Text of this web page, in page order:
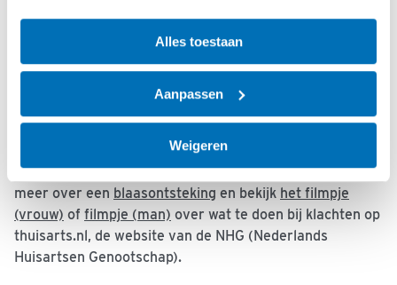
Alles toestaan
Aanpassen
Weigeren
van het ALS-behandelteam.
Bij urge-incontinentie ofaandrangincontinentie
bij PLS
kan medicatie (anticholinergica) soms helpen.
Gebruik van een blaaskatheter (verblijfskatheter) kan
een risico geven op blaasontsteking. Goede hygiëne en
veel drinken kunnen helpen om dit te voorkomen. Lees
meer over een blaasontsteking en bekijk het filmpje
(vrouw) of filmpje (man) over wat te doen bij klachten op
thuisarts.nl, de website van de NHG (Nederlands
Huisartsen Genootschap).